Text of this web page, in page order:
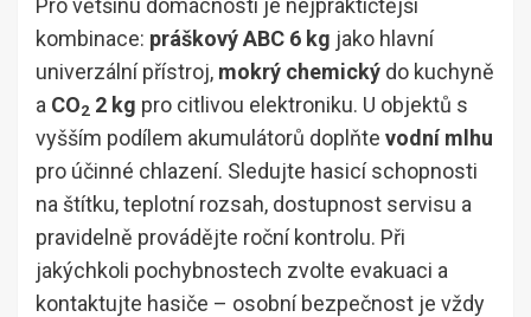
Pro většinu domácností je nejpraktičtější
kombinace: práškový ABC 6 kg jako hlavní
univerzální přístroj, mokrý chemický do kuchyně
a CO2 2 kg pro citlivou elektroniku. U objektů s
vyšším podílem akumulátorů doplňte vodní mlhu
pro účinné chlazení. Sledujte hasicí schopnosti
na štítku, teplotní rozsah, dostupnost servisu a
pravidelně provádějte roční kontrolu. Při
jakýchkoli pochybnostech zvolte evakuaci a
kontaktujte hasiče – osobní bezpečnost je vždy